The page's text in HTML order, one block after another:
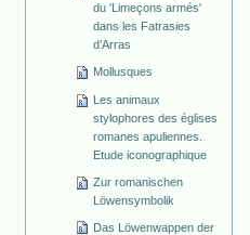
du 'Limeçons armés'
dans les Fatrasies
d’Arras
Mollusques
Les animaux
stylophores des églises
romanes apuliennes.
Etude iconographique
Zur romanischen
Löwensymbolik
Das Löwenwappen der